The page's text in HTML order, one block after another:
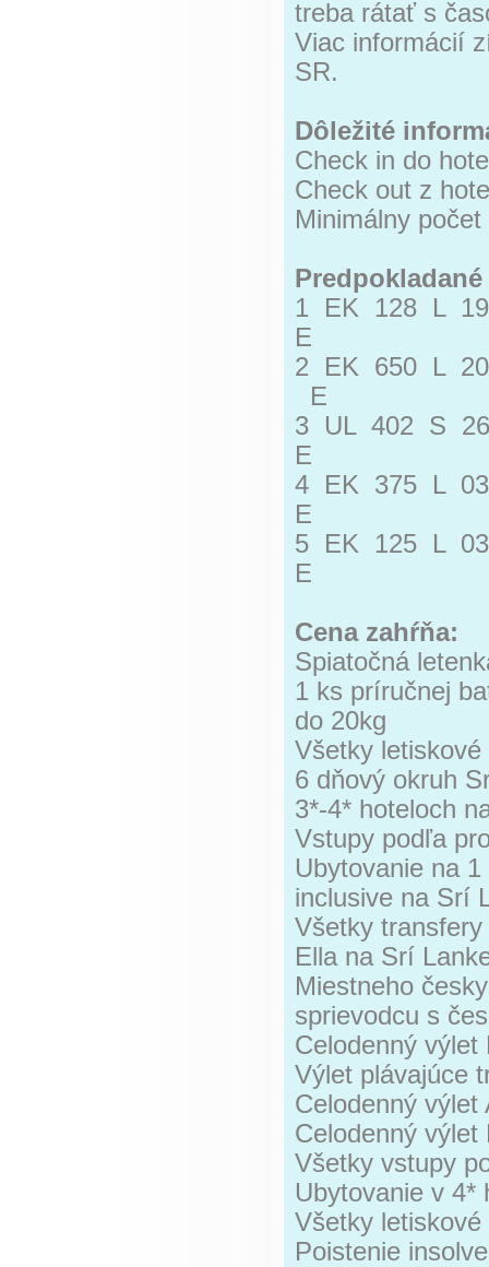
treba rátať s
Viac informácií
SR.
Dôležité
Check in do
Check out z
Minimálny
1 EK 128 L
E
2 EK 650 L
E
3 UL 402 S
E
4 EK 375 L
E
5 EK 125 L
E
Cena zahŕňa:
Spiatočná
1 ks príručnej
do 20kg
Všetky
6 dňový okruh
3*-4* hoteloch
Vstupy podľa
Ubytovanie na
inclusive na Srí
Všetky
Ella na Srí
Miestneho
sprievodcu s
Celodenný výlet
Výlet plávajúce
Celodenný výlet
Celodenný výlet
Všetky vstupy
Ubytovanie v 4*
Všetky
Poistenie